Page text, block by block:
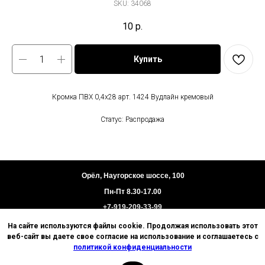
SKU: 34068
10 р.
Купить
Кромка ПВХ 0,4х28 арт. 1424 Вудлайн кремовый
Статус: Распродажа
На сайте используются файлы cookie. Продолжая использовать этот
веб-сайт вы даете свое согласие на использование и соглашаетесь с
политикой конфиденциальности
Политика конфиденциальности
Пользовательское соглашение
Орёл, Наугорское шоссе, 100
Пн-Пт 8.30-17.00
+7-919-209-33-99